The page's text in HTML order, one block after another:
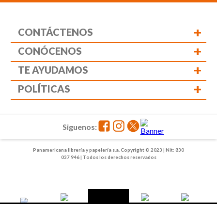
CONTÁCTENOS +
CONÓCENOS +
TE AYUDAMOS +
POLÍTICAS +
Panamericana librería y papelería s.a. Copyright © 2023 | Nit: 830
037 946 | Todos los derechos reservados
Siguenos: